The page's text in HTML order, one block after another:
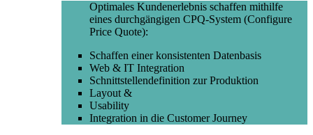
Optimales Kundenerlebnis schaffen mithilfe
eines durchgängigen CPQ-System (Configure
Price Quote):
Schaffen einer konsistenten Datenbasis
Web & IT Integration
Schnittstellendefinition zur Produktion
Layout &
Usability
Integration in die Customer Journey